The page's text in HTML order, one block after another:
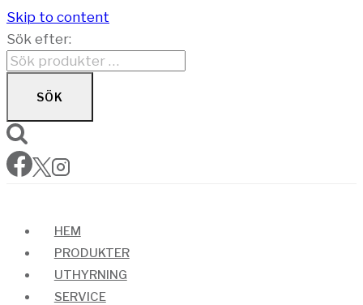
Skip to content
Sök efter:
SÖK
HEM
PRODUKTER
UTHYRNING
SERVICE